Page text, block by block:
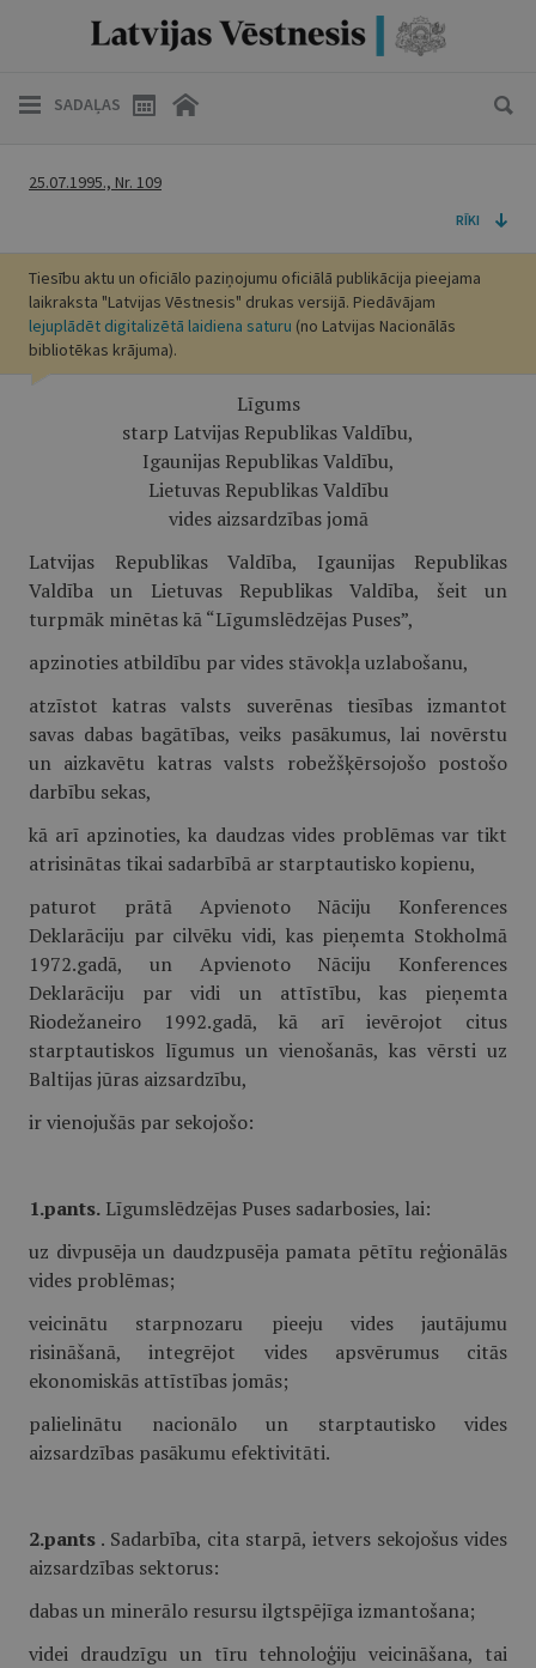
SADAĻAS
25.07.1995., Nr. 109
RĪKI
Tiesību aktu un oficiālo paziņojumu oficiālā publikācija pieejama
laikraksta "Latvijas Vēstnesis" drukas versijā. Piedāvājam
lejuplādēt digitalizētā laidiena saturu (no Latvijas Nacionālās
bibliotēkas krājuma).
Līgums
starp Latvijas Republikas Valdību,
Igaunijas Republikas Valdību,
Lietuvas Republikas Valdību
vides aizsardzības jomā
Latvijas Republikas Valdība, Igaunijas Republikas
Valdība un Lietuvas Republikas Valdība, šeit un
turpmāk minētas kā “Līgumslēdzējas Puses”,
apzinoties atbildību par vides stāvokļa uzlabošanu,
atzīstot katras valsts suverēnas tiesības izmantot
savas dabas bagātības, veiks pasākumus, lai novērstu
un aizkavētu katras valsts robežšķērsojošo postošo
darbību sekas,
kā arī apzinoties, ka daudzas vides problēmas var tikt
atrisinātas tikai sadarbībā ar starptautisko kopienu,
paturot prātā Apvienoto Nāciju Konferences
Deklarāciju par cilvēku vidi, kas pieņemta Stokholmā
1972.gadā, un Apvienoto Nāciju Konferences
Deklarāciju par vidi un attīstību, kas pieņemta
Riodežaneiro 1992.gadā, kā arī ievērojot citus
starptautiskos līgumus un vienošanās, kas vērsti uz
Baltijas jūras aizsardzību,
ir vienojušās par sekojošo:
1.pants. Līgumslēdzējas Puses sadarbosies, lai:
uz divpusēja un daudzpusēja pamata pētītu reģionālās
vides problēmas;
veicinātu starpnozaru pieeju vides jautājumu
risināšanā, integrējot vides apsvērumus citās
ekonomiskās attīstības jomās;
palielinātu nacionālo un starptautisko vides
aizsardzības pasākumu efektivitāti.
2.pants . Sadarbība, cita starpā, ietvers sekojošus vides
aizsardzības sektorus:
dabas un minerālo resursu ilgtspējīga izmantošana;
videi draudzīgu un tīru tehnoloģiju veicināšana, tai